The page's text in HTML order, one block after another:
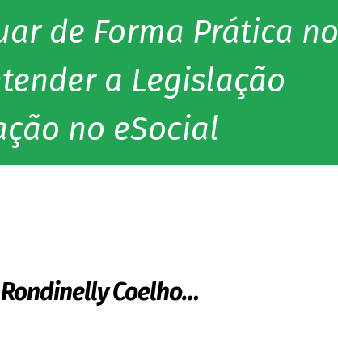
de Forma Prática no
a Legislação
no eSocial
Coelho…